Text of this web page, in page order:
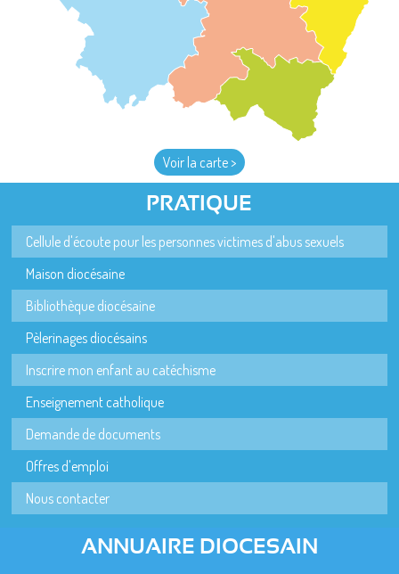
Voir la carte >
PRATIQUE
Cellule d'écoute pour les personnes victimes d'abus sexuels
Maison diocésaine
Bibliothèque diocésaine
Pèlerinages diocésains
Inscrire mon enfant au catéchisme
Enseignement catholique
Demande de documents
Offres d'emploi
Nous contacter
ANNUAIRE DIOCESAIN